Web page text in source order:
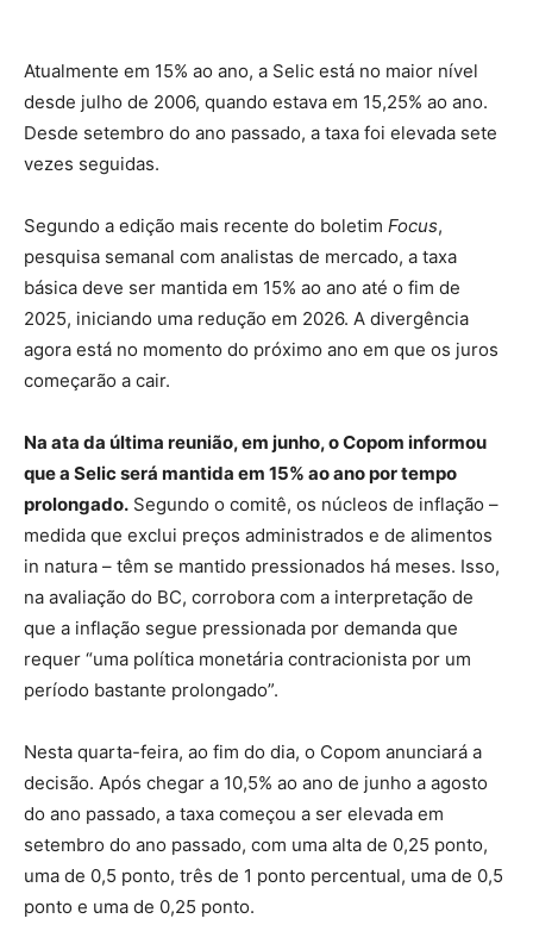
Atualmente em 15% ao ano, a Selic está no maior nível
desde julho de 2006, quando estava em 15,25% ao ano.
Desde setembro do ano passado, a taxa foi elevada sete
vezes seguidas.
Segundo a edição mais recente do boletim Focus,
pesquisa semanal com analistas de mercado, a taxa
básica deve ser mantida em 15% ao ano até o fim de
2025, iniciando uma redução em 2026. A divergência
agora está no momento do próximo ano em que os juros
começarão a cair.
Na ata da última reunião, em junho, o Copom informou
que a Selic será mantida em 15% ao ano por tempo
prolongado. Segundo o comitê, os núcleos de inflação –
medida que exclui preços administrados e de alimentos
in natura – têm se mantido pressionados há meses. Isso,
na avaliação do BC, corrobora com a interpretação de
que a inflação segue pressionada por demanda que
requer “uma política monetária contracionista por um
período bastante prolongado”.
Nesta quarta-feira, ao fim do dia, o Copom anunciará a
decisão. Após chegar a 10,5% ao ano de junho a agosto
do ano passado, a taxa começou a ser elevada em
setembro do ano passado, com uma alta de 0,25 ponto,
uma de 0,5 ponto, três de 1 ponto percentual, uma de 0,5
ponto e uma de 0,25 ponto.